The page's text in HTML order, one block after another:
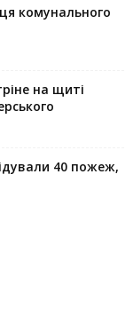
комунального
на щиті
40 пожеж,